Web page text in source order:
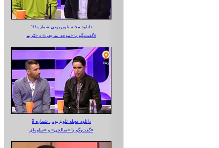
دانلود مجله تلویزیونی شماره 10
گفت‌وگو با «موحد سریعی» و «کریم»
دانلود مجله تلویزیونی شماره 9
گفت‌وگو با «صالحی» و «ساوه‌ای»